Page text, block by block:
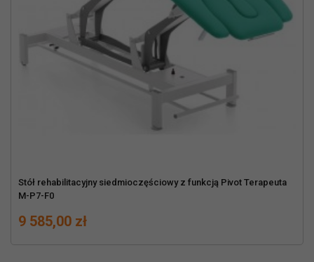
Stół rehabilitacyjny siedmioczęściowy z funkcją Pivot Terapeuta
M-P7-F0
Cena
9 585,00 zł